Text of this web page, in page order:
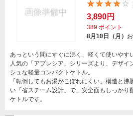
3,890円
389 ポイント
8月10日（月）
あっという間にすぐに沸く、軽くて使いやす
人気の「アプレシア」シリーズより、デザイ
シュな軽量コンパクトケトル。
「転倒してもお湯がこぼれにくい」構造と沸
い「省スチーム設計」で、安全面もしっかり
ケトルです。